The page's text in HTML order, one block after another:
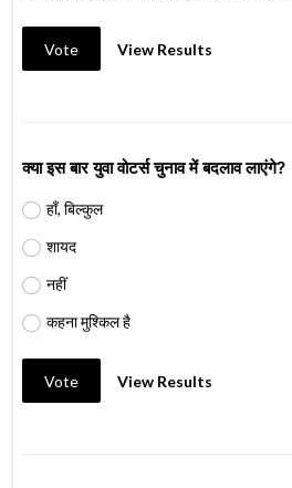
Vote View Results
क्या इस बार युवा वोटर्स चुनाव में बदलाव लाएंगे?
हाँ, बिल्कुल
शायद
नहीं
कहना मुश्किल है
Vote View Results